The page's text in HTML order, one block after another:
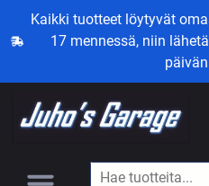
Kaikki tuotteet löytyvät
17 mennessä, niin